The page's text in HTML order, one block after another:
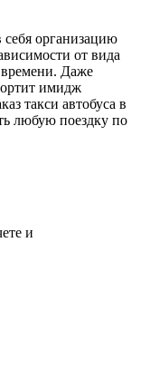
организацию
от вида
времени. Даже
имидж
такси автобуса в
любую поездку по
и